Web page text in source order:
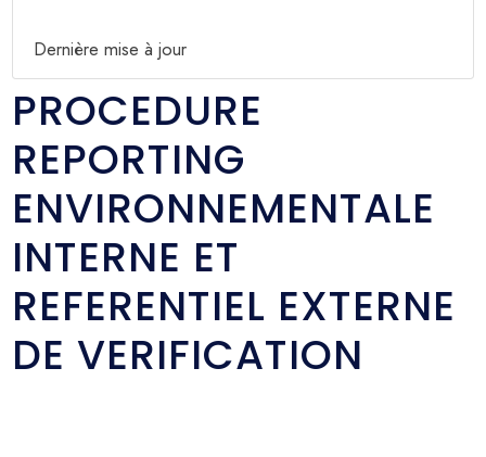
Dernière mise à jour
PROCEDURE
REPORTING
ENVIRONNEMENTALE
INTERNE ET
REFERENTIEL EXTERNE
DE VERIFICATION